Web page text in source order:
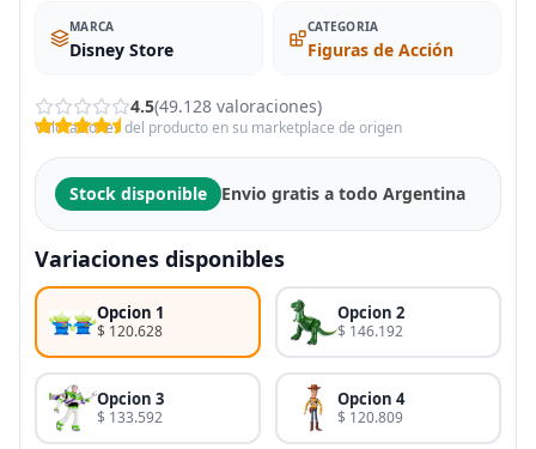
MARCA
Disney Store
CATEGORIA
Figuras de Acción
4.5(49.128 valoraciones)
Valoraciones del producto en su marketplace de origen
Stock disponible Envio gratis a todo Argentina
Variaciones disponibles
Opcion 1
$ 120.628
Opcion 2
$ 146.192
Opcion 3
$ 133.592
Opcion 4
$ 120.809